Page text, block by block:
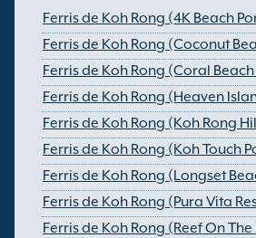
Ferris de Koh Rong (4K Beach
Ferris de Koh Rong (Coconut
Ferris de Koh Rong (Coral
Ferris de Koh Rong (Heaven
Ferris de Koh Rong (Koh Rong
Ferris de Koh Rong (Koh Touch
Ferris de Koh Rong (Longset
Ferris de Koh Rong (Pura Vita
Ferris de Koh Rong (Reef On